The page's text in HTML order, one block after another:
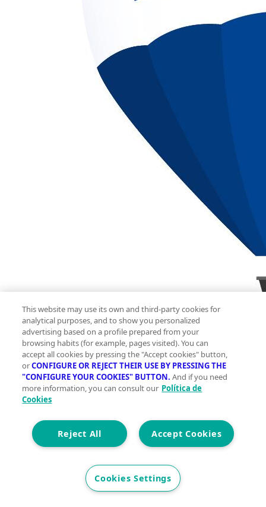
950 m2
Construidos
6
8
Precio
3.000.000 €
^**^VILLA DE LUJO EN EL BOSQUE CON CINE,
GIMNASIO Y PISCINA CLIMATIZADA^**^ Presentamos
una exclusiva villa de diseño contemporáneo situada
This website may use its own and third-party cookies for
analytical purposes, and to show you personalized
advertising based on a profile prepared from your
browsing habits (for example, pages visited). You can
accept all cookies by pressing the "Accept cookies" button,
orCONFIGURE OR REJECT THEIR USE BY PRESSING THE
"CONFIGURE YOUR COOKIES" BUTTON. And if you need
more information, you can consult our Política de
Cookies
Accept Cookies
Reject All
Cookies Settings